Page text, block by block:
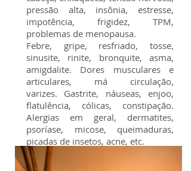
pressão alta, insônia, estresse,
impotência, frigidez, TPM,
problemas de menopausa.
Febre, gripe, resfriado, tosse,
sinusite, rinite, bronquite, asma,
amigdalite. Dores musculares e
articulares, má circulação,
varizes. Gastrite, náuseas, enjoo,
flatulência, cólicas, constipação.
Alergias em geral, dermatites,
psoríase, micose, queimaduras,
picadas de insetos, acne, etc.